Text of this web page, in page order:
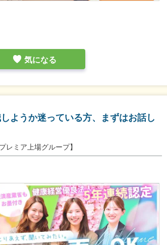
気になる
ようか迷っている方、まずはお話し
ミア上場グループ】